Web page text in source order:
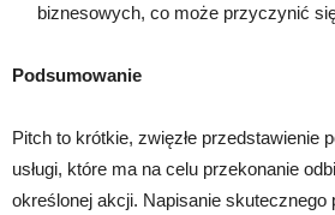
biznesowych, co może przyczynić
Podsumowanie
Pitch to krótkie, zwięzłe przedstawienie
usługi, które ma na celu przekonanie
określonej akcji. Napisanie skutecznego